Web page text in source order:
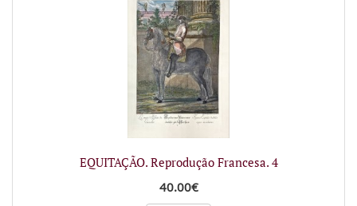
EQUITAÇÃO. Reprodução Francesa. 4
40.00€